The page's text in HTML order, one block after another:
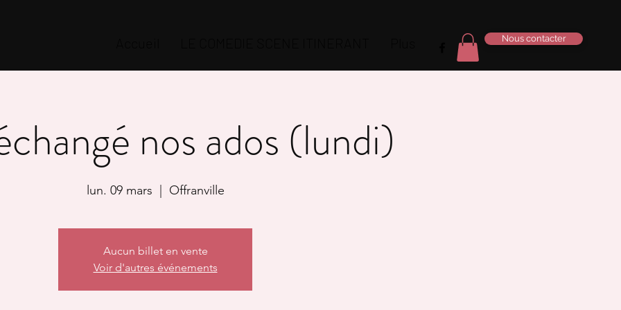
Nous contacter
nos ados (lundi)
lun. 09 mars
  |
Offranville
Aucun billet en vente
Voir d'autres événements